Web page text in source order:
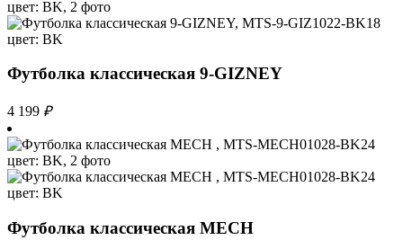
Футболка классическая 9-GIZNEY
4 199 ₽
Футболка классическая MECH